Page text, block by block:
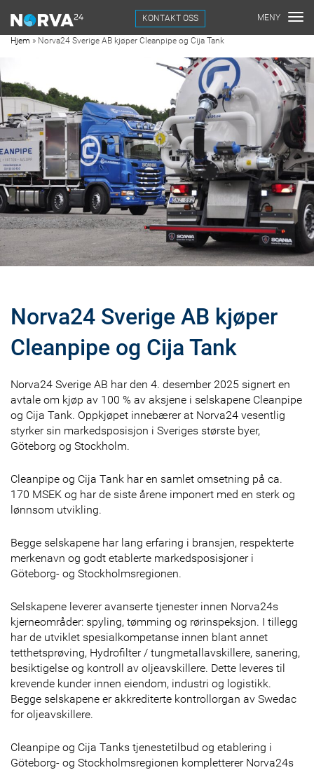
KONTAKT OSS
Hjem » Norva24 Sverige AB kjøper Cleanpipe og Cija Tank
Norva24 Sverige AB kjøper
Cleanpipe og Cija Tank
Norva24 Sverige AB har den 4. desember 2025 signert en
avtale om kjøp av 100 % av aksjene i selskapene Cleanpipe
og Cija Tank. Oppkjøpet innebærer at Norva24 vesentlig
styrker sin markedsposisjon i Sveriges største byer,
Göteborg og Stockholm.
Cleanpipe og Cija Tank har en samlet omsetning på ca.
170 MSEK og har de siste årene imponert med en sterk og
lønnsom utvikling.
Begge selskapene har lang erfaring i bransjen, respekterte
merkenavn og godt etablerte markedsposisjoner i
Göteborg- og Stockholmsregionen.
Selskapene leverer avanserte tjenester innen Norva24s
kjerneområder: spyling, tømming og rørinspeksjon. I tillegg
har de utviklet spesialkompetanse innen blant annet
tetthetsprøving, Hydrofilter / tungmetallavskillere, sanering,
besiktigelse og kontroll av oljeavskillere. Dette leveres til
krevende kunder innen eiendom, industri og logistikk.
Begge selskapene er akkrediterte kontrollorgan av Swedac
for oljeavskillere.
Cleanpipe og Cija Tanks tjenestetilbud og etablering i
Göteborg- og Stockholmsregionen kompletterer Norva24s